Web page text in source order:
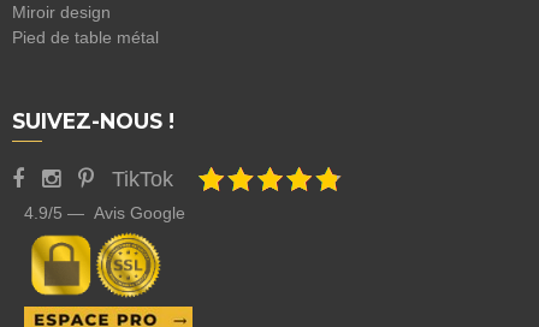
Miroir design
Pied de table métal
SUIVEZ-NOUS !
TikTok
4.9/5 — Avis Google